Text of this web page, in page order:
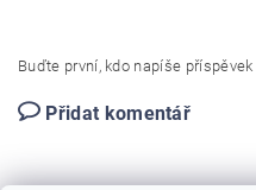
Buďte první, kdo napíše příspěvek
Přidat komentář